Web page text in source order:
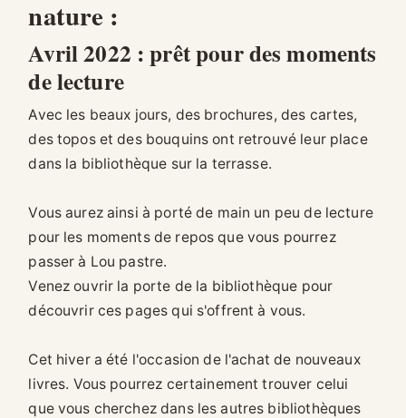
nature :
Avril 2022 : prêt pour des moments
de lecture
Avec les beaux jours, des brochures, des cartes,
des topos et des bouquins ont retrouvé leur place
dans la bibliothèque sur la terrasse.
Vous aurez ainsi à porté de main un peu de lecture
pour les moments de repos que vous pourrez
passer à Lou pastre.
Venez ouvrir la porte de la bibliothèque pour
découvrir ces pages qui s'offrent à vous.
Cet hiver a été l'occasion de l'achat de nouveaux
livres. Vous pourrez certainement trouver celui
que vous cherchez dans les autres bibliothèques